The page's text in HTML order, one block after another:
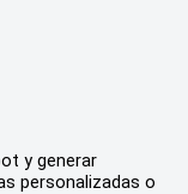
y generar
personalizadas o